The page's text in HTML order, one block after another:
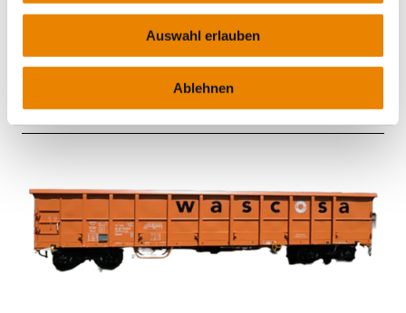
Auswahl erlauben
Ablehnen
Automatisierter Shimmns Wagen TTU